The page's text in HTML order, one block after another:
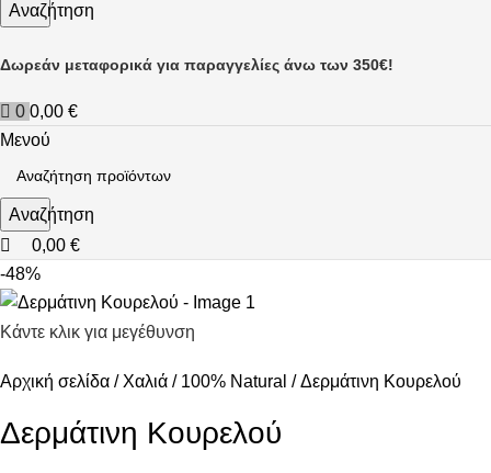
Αναζήτηση
Δωρεάν μεταφορικά για παραγγελίες άνω των 350€!
0 0,00 €
Μενού
Αναζήτηση
0,00 €
-48%
Κάντε κλικ για μεγέθυνση
Αρχική σελίδα Χαλιά 100% Natural Δερμάτινη Κουρελού
Δερμάτινη Κουρελού